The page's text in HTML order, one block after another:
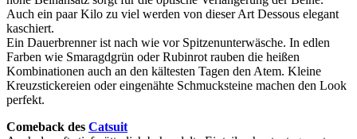
Auch ein paar Kilo zu viel werden von dieser Art Dessous elegant
kaschiert.
Ein Dauerbrenner ist nach wie vor Spitzenunterwäsche. In edlen
Farben wie Smaragdgrün oder Rubinrot rauben die heißen
Kombinationen auch an den kältesten Tagen den Atem. Kleine
Kreuzstickereien oder eingenähte Schmucksteine machen den Look
perfekt.
Comeback des Catsuit